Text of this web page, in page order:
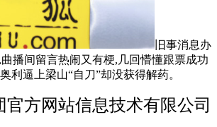
旧事消息办
播间留言热闹又有梗,几回懵懂跟票成功
利逼上梁山“自刀”却没获得解药。
官方网站信息技术有限公司